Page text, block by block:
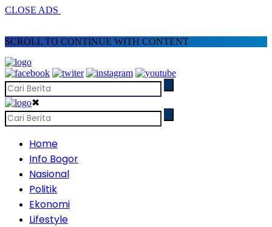
CLOSE ADS
SCROLL TO CONTINUE WITH CONTENT
✖
Home
Info Bogor
Nasional
Politik
Ekonomi
Lifestyle